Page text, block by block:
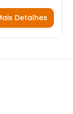
Detalhes